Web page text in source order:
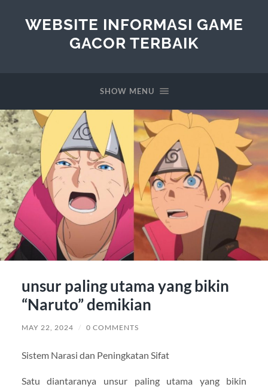
WEBSITE INFORMASI GAME
GACOR TERBAIK
SHOW MENU
unsur paling utama yang bikin
“Naruto” demikian
MAY 22, 2024 / 0 COMMENTS
Sistem Narasi dan Peningkatan Sifat
Satu diantaranya unsur paling utama yang bikin